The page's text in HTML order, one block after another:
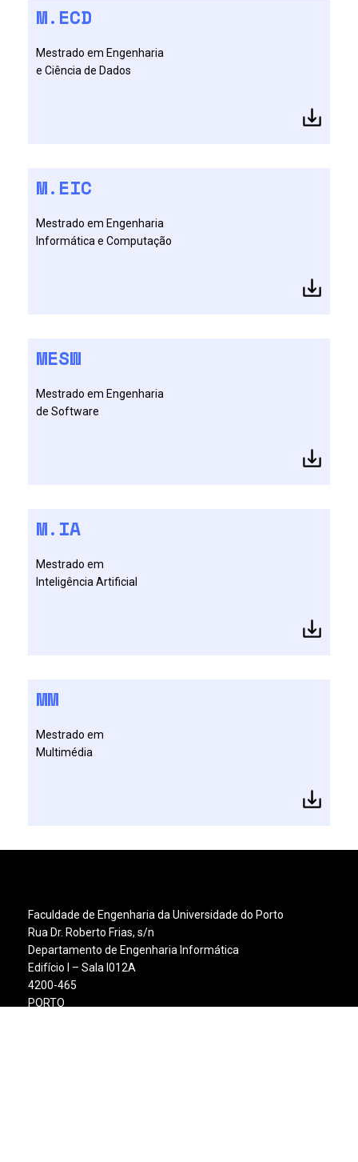
M.ECD
Mestrado em Engenharia
e Ciência de Dados
M.EIC
Mestrado em Engenharia
Informática e Computação
MESW
Mestrado em Engenharia
de Software
M.IA
Mestrado em
Inteligência Artificial
MM
Mestrado em
Multimédia
Faculdade de Engenharia da Universidade do Porto
Rua Dr. Roberto Frias, s/n
Departamento de Engenharia Informática
Edifício I – Sala I012A
4200-465
PORTO